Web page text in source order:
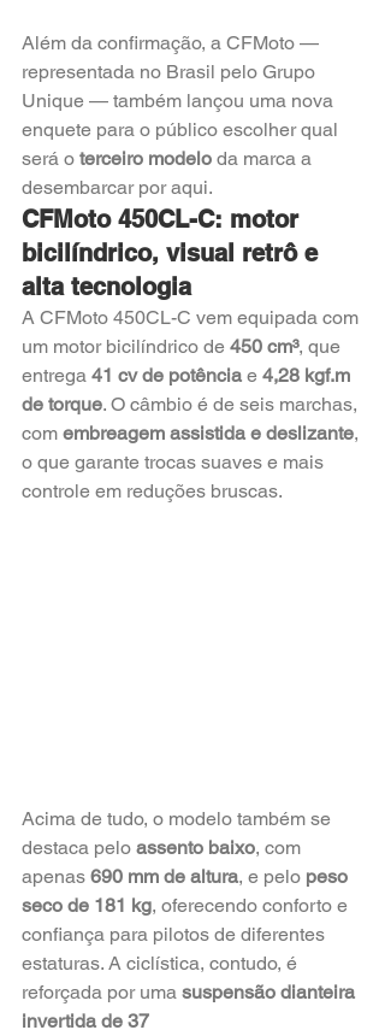
Além da confirmação, a CFMoto —
representada no Brasil pelo Grupo
Unique — também lançou uma nova
enquete para o público escolher qual
será o terceiro modelo da marca a
desembarcar por aqui.
CFMoto 450CL-C: motor
bicilíndrico, visual retrô e
alta tecnologia
A CFMoto 450CL-C vem equipada com
um motor bicilíndrico de 450 cm³, que
entrega 41 cv de potência e 4,28 kgf.m
de torque. O câmbio é de seis marchas,
com embreagem assistida e deslizante,
o que garante trocas suaves e mais
controle em reduções bruscas.
Acima de tudo, o modelo também se
destaca pelo assento baixo, com
apenas 690 mm de altura, e pelo peso
seco de 181 kg, oferecendo conforto e
confiança para pilotos de diferentes
estaturas. A ciclística, contudo, é
reforçada por uma suspensão dianteira
invertida de 37